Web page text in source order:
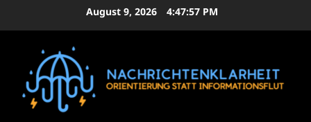
August 9, 2026 4:47:57 PM